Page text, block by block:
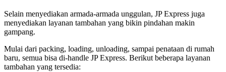
Selain menyediakan armada-armada unggulan, JP Express juga
menyediakan layanan tambahan yang bikin pindahan makin
gampang.
Mulai dari packing, loading, unloading, sampai penataan di rumah
baru, semua bisa di-handle JP Express. Berikut beberapa layanan
tambahan yang tersedia: